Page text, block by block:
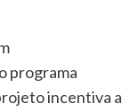
programa
incentiva a